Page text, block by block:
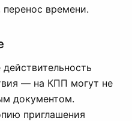
времени.
— на КПП могут не
документом.
приглашения